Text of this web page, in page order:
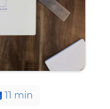
11 min